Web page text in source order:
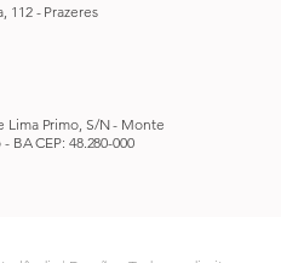
112 - Prazeres
Lima Primo, S/N - Monte
BA CEP: 48.280-000